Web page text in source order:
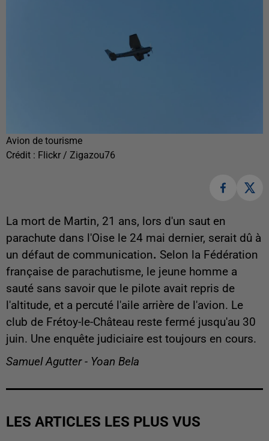
Avion de tourisme
Crédit : Flickr / Zigazou76
La mort de Martin, 21 ans, lors d'un saut en
parachute dans l'Oise le 24 mai dernier, serait dû à
un défaut de communication. Selon la Fédération
française de parachutisme, le jeune homme a
sauté sans savoir que le pilote avait repris de
l'altitude, et a percuté l'aile arrière de l'avion. Le
club de Frétoy-le-Château reste fermé jusqu'au 30
juin. Une enquête judiciaire est toujours en cours.
Samuel Agutter - Yoan Bela
LES ARTICLES LES PLUS VUS